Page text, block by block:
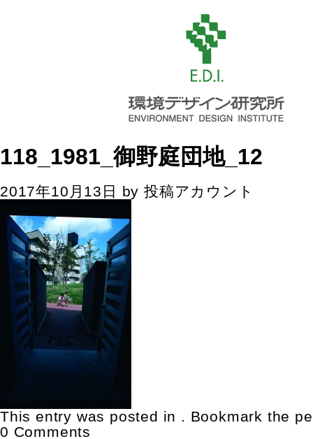
118_1981_御野庭団地_12
2017年10月13日 by投稿アカウント
This entry was posted in . Bookmark the
0 Comments